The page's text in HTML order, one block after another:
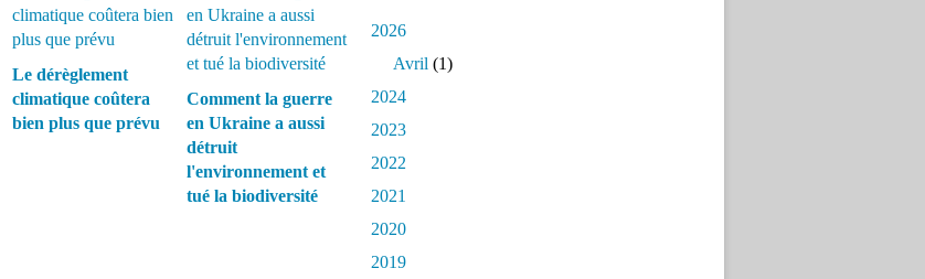
Le dérèglement
climatique coûtera
bien plus que prévu
Comment la guerre
en Ukraine a aussi
détruit
l'environnement et
tué la biodiversité
2026
Avril (1)
2024
2023
2022
2021
2020
2019